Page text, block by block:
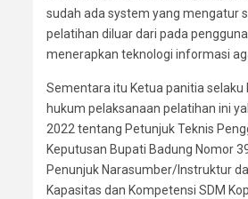
sudah ada system yang mengatur
pelatihan diluar dari pada
menerapkan teknologi informasi
Sementara itu Ketua panitia selaku
hukum pelaksanaan pelatihan ini
2022 tentang Petunjuk Teknis
Keputusan Bupati Badung Nomor
Penunjuk Narasumber/Instruktur
Kapasitas dan Kompetensi SDM